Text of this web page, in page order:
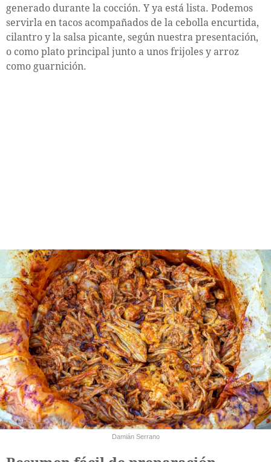
generado durante la cocción. Y ya está lista. Podemos
servirla en tacos acompañados de la cebolla encurtida,
cilantro y la salsa picante, según nuestra presentación,
o como plato principal junto a unos frijoles y arroz
como guarnición.
Damián Serrano